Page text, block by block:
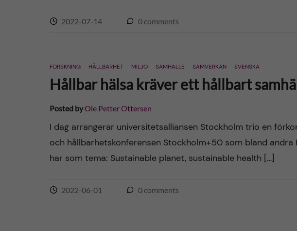
2022-07-14 0 comments
FORSKNING HÅLLBARHET MILJÖ SAMHÄLLE SAMVERKAN SVENSKA
Hållbar hälsa kräver ett hållbart
Posted byOle Petter Ottersen
I dag arrangerar universitetsalliansen Stockholm trio en
och hållbarhetskonferensen Stockholm+50 som bland andra
har som tema: Sustainable planet, sustainable health […]
2022-06-01 0 comments